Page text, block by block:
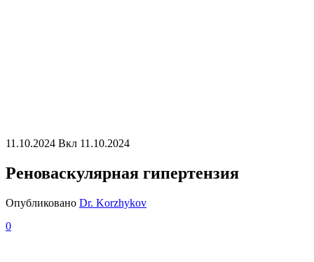
11.10.2024 Вкл 11.10.2024
Реноваскулярная гипертензия
Опубликовано Dr. Korzhykov
0